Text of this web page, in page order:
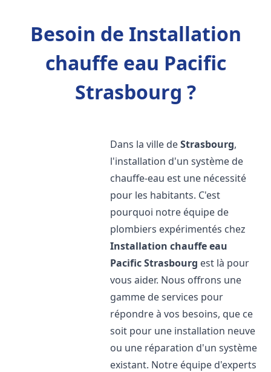
Besoin de Installation
chauffe eau Pacific
Strasbourg ?
Dans la ville deStrasbourg,
l'installation d'un système de
chauffe-eau est une nécessité
pour les habitants. C'est
pourquoi notre équipe de
plombiers expérimentés chez
Installation chauffe eau
PacificStrasbourg est là pour
vous aider. Nous offrons une
gamme de services pour
répondre à vos besoins, que ce
soit pour une installation neuve
ou une réparation d'un système
existant. Notre équipe d'experts